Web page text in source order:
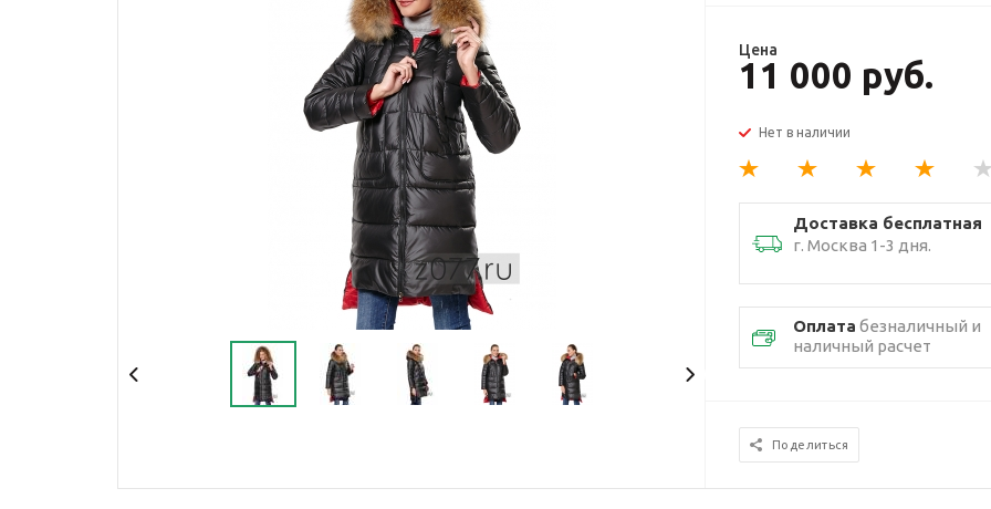
Цена
11 000 руб.
Нет в наличии
Доставка бесплатная
г. Москва 1-3 дня.
Оплата безналичный и
наличный расчет
Поделиться